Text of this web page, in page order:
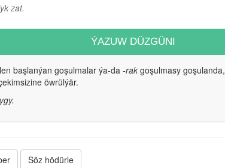
zat.
ÝAZUW DÜZGÜNI
başlanýan goşulmalar ýa-da-rak goşulmasy
öwrülýär.
Söz hödürle